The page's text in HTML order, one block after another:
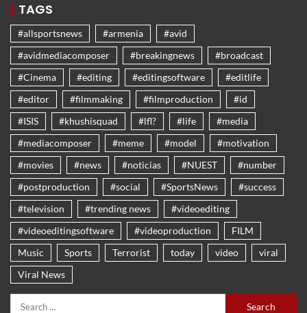
TAGS
#allsportsnews #armenia
#avid
#avidmediacomposer
#breakingnews
#broadcast
#Cinema
#editing #editingsoftware
#editlife
#editor
#filmmaking #filmproduction
#id
#ISIS
#khushisquad #lfl? #life
#media
#mediacomposer
#meme #model
#motivation
#movies
#news #noticias #NUEST
#number
#postproduction
#social #SportsNews
#success
#television
#trending news
#videoediting
#videoeditingsoftware
#videoproduction
FILM
Music
Sports Terrorist today video
viral
Viral News